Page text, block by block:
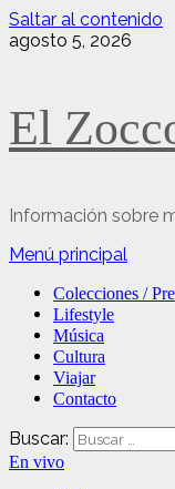
Saltar al contenido
agosto 5, 2026
El
Información sobre
Menú principal
Colecciones /
Lifestyle
Música
Cultura
Viajar
Contacto
Buscar:
En vivo